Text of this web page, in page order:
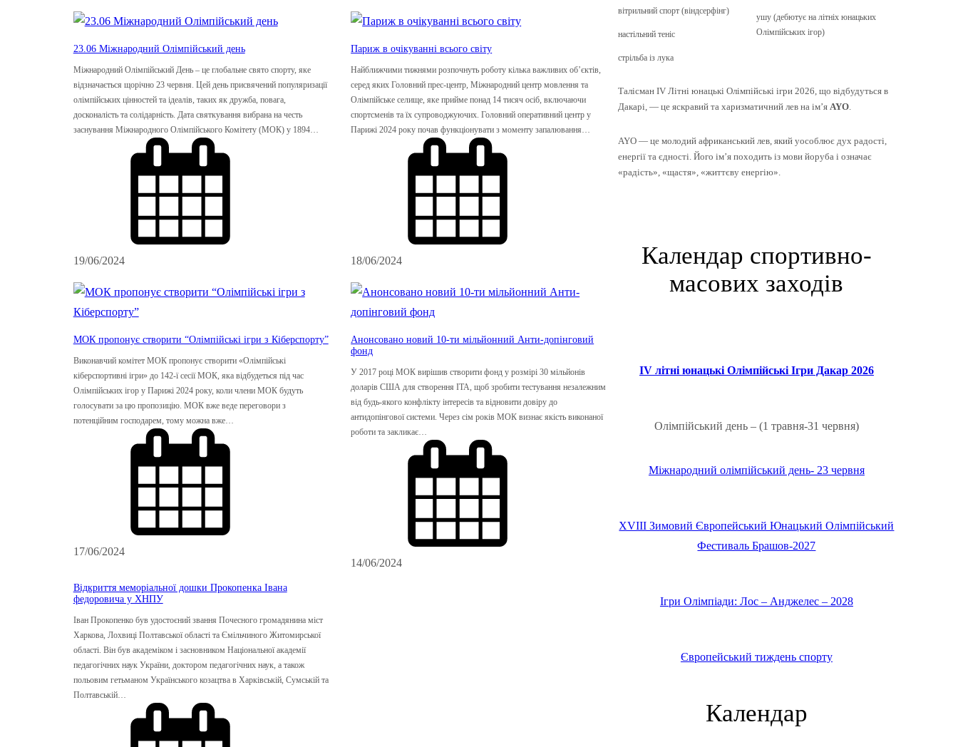
23.06 Міжнародний Олімпійський день
Міжнародний Олімпійський День – це глобальне свято спорту, яке
відзначається щорічно 23 червня. Цей день присвячений популяризації
олімпійських цінностей та ідеалів, таких як дружба, повага,
досконалість та солідарність. Дата святкування вибрана на честь
заснування Міжнародного Олімпійського Комітету (МОК) у 1894…
19/06/2024
Париж в очікуванні всього світу
Найближчими тижнями розпочнуть роботу кілька важливих об’єктів,
серед яких Головний прес-центр, Міжнародний центр мовлення та
Олімпійське селище, яке прийме понад 14 тисяч осіб, включаючи
спортсменів та їх супроводжуючих. Головний оперативний центр у
Парижі 2024 року почав функціонувати з моменту запалювання…
18/06/2024
МОК пропонує створити “Олімпійські ігри з Кіберспорту”
Виконавчий комітет МОК пропонує створити «Олімпійські
кіберспортивні ігри» до 142-ї сесії МОК, яка відбудеться під час
Олімпійських ігор у Парижі 2024 року, коли члени МОК будуть
голосувати за цю пропозицію. МОК вже веде переговори з
потенційним господарем, тому можна вже…
17/06/2024
Анонсовано новий 10-ти мільйонний Анти-допінговий
фонд
У 2017 році МОК вирішив створити фонд у розмірі 30 мільйонів
доларів США для створення ІТА, щоб зробити тестування незалежним
від будь-якого конфлікту інтересів та відновити довіру до
антидопінгової системи. Через сім років МОК визнає якість виконаної
роботи та закликає…
14/06/2024
Відкриття меморіальної дошки Прокопенка Івана
федоровича у ХНПУ
Іван Прокопенко був удостоєний звання Почесного громадянина міст
Харкова, Лохвиці Полтавської області та Ємільчиного Житомирської
області. Він був академіком і засновником Національної академії
педагогічних наук України, доктором педагогічних наук, а також
польовим гетьманом Українського козацтва в Харківській, Сумській та
Полтавській…
вітрильний спорт (віндсерфінг)
настільний теніс
стрільба із лука
ушу (дебютує на літніх юнацьких
Олімпійських ігор)
Талісман IV Літні юнацькі Олімпійські ігри 2026, що відбудуться в
Дакарі, — це яскравий та харизматичний лев на ім’я AYO.
AYO — це молодий африканський лев, який уособлює дух радості,
енергії та єдності. Його ім’я походить із мови йоруба і означає
«радість», «щастя», «життєву енергію».
Календар спортивно-
масових заходів
IV літні юнацькі Олімпійські Ігри Дакар 2026
Олімпійський день – (1 травня-31 червня)
Міжнародний олімпійський день- 23 червня
XVIIІ Зимовий Європейський Юнацький Олімпійський
Фестиваль Брашов-2027
Ігри Олімпіади: Лос – Анджелес – 2028
Європейський тиждень спорту
Календар